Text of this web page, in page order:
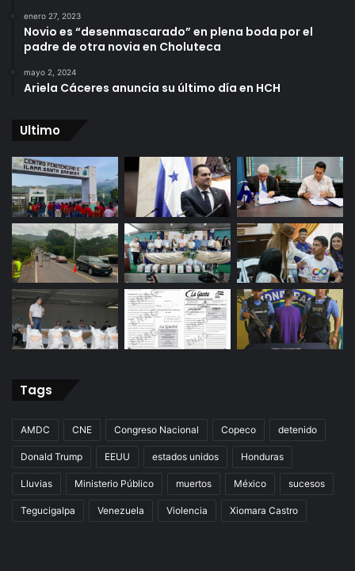
enero 27, 2023
Novio es “desenmascarado” en plena boda por el
padre de otra novia en Choluteca
mayo 2, 2024
Ariela Cáceres anuncia su último día en HCH
Ultimo
Tags
AMDC CNE Congreso Nacional Copeco detenido
Donald Trump EEUU estados unidos Honduras
Lluvias Ministerio Público muertos México sucesos
Tegucigalpa Venezuela Violencia Xiomara Castro